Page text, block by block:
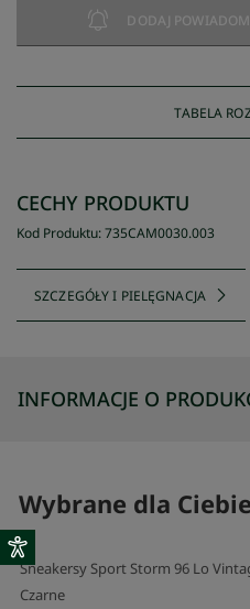
DODAJ
TABELA
CECHY PRODUKTU
Kod Produktu:735CAM0030.003
SZCZEGÓŁY I PIELĘGNACJA
INFORMACJE O
Wybrane dla Ciebie
Sneakersy Sport Storm 96 Lo
Czarne